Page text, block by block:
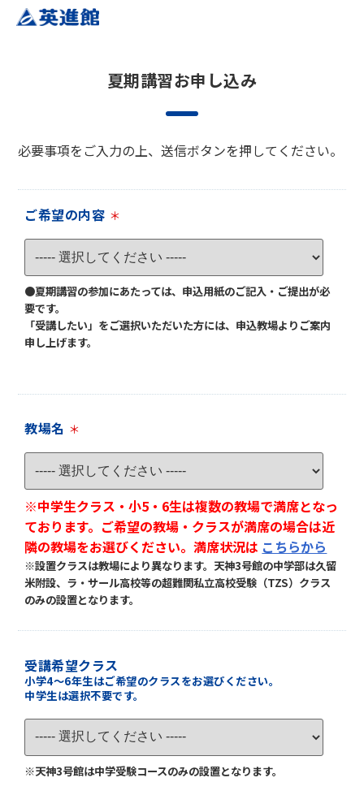
夏期講習お申し込み
必要事項をご入力の上、送信ボタンを押してください。
ご希望の内容 ＊
●夏期講習の参加にあたっては、申込用紙のご記入・ご提出が必
要です。
「受講したい」をご選択いただいた方には、申込教場よりご案内
申し上げます。
教場名 ＊
※中学生クラス・小5・6生は複数の教場で満席となっ
ております。ご希望の教場・クラスが満席の場合は近
隣の教場をお選びください。満席状況は こちらから
※設置クラスは教場により異なります。天神3号館の中学部は久留
米附設、ラ・サール高校等の超難関私立高校受験（TZS）クラス
のみの設置となります。
受講希望クラス
小学4～6年生はご希望のクラスをお選びください。
中学生は選択不要です。
※天神3号館は中学受験コースのみの設置となります。